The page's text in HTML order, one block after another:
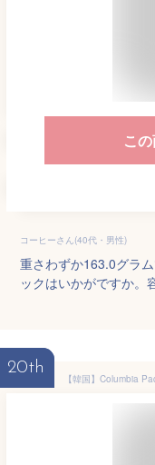
こ
コーヒーさん(40代・男性)
重さわずか163.0グラ
ックはいかがですか。
20th